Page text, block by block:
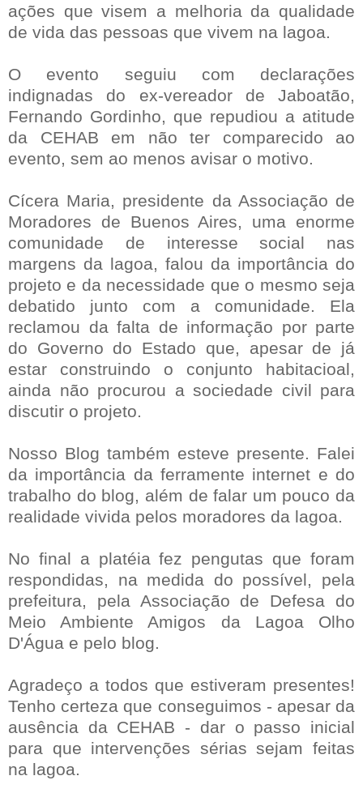
ações que visem a melhoria da qualidade
de vida das pessoas que vivem na lagoa.
O evento seguiu com declarações
indignadas do ex-vereador de Jaboatão,
Fernando Gordinho, que repudiou a atitude
da CEHAB em não ter comparecido ao
evento, sem ao menos avisar o motivo.
Cícera Maria, presidente da Associação de
Moradores de Buenos Aires, uma enorme
comunidade de interesse social nas
margens da lagoa, falou da importância do
projeto e da necessidade que o mesmo seja
debatido junto com a comunidade. Ela
reclamou da falta de informação por parte
do Governo do Estado que, apesar de já
estar construindo o conjunto habitacioal,
ainda não procurou a sociedade civil para
discutir o projeto.
Nosso Blog também esteve presente. Falei
da importância da ferramente internet e do
trabalho do blog, além de falar um pouco da
realidade vivida pelos moradores da lagoa.
No final a platéia fez pengutas que foram
respondidas, na medida do possível, pela
prefeitura, pela Associação de Defesa do
Meio Ambiente Amigos da Lagoa Olho
D'Água e pelo blog.
Agradeço a todos que estiveram presentes!
Tenho certeza que conseguimos - apesar da
ausência da CEHAB - dar o passo inicial
para que intervenções sérias sejam feitas
na lagoa.